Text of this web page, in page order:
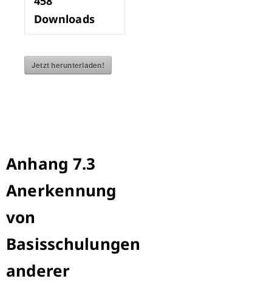
Downloads
Jetzt herunterladen!
Anhang 7.3
Anerkennung
von
Basisschulungen
anderer